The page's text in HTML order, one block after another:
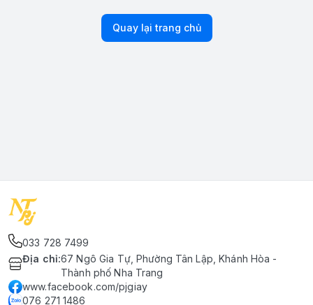
Quay lại trang chủ
033 728 7499
Địa chỉ:67 Ngô Gia Tự, Phường Tân Lập, Khánh Hòa -
Thành phố Nha Trang
www.facebook.com/pjgiay
076 271 1486